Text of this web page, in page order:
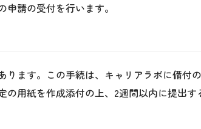
請の受付を行います。
ます。この手続は、キャリアラボに備付の
の用紙を作成添付の上、2週間以内に提出す